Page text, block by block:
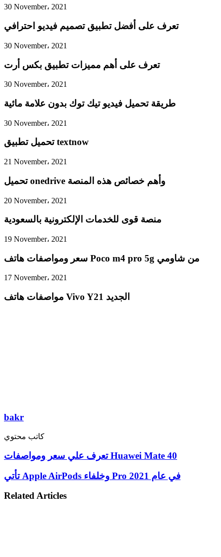
30 November، 2021
تعرف على أفضل تطبيق تصميم فيديو احترافي
30 November، 2021
تعرف على أهم مميزات تطبيق بكس أرت
30 November، 2021
طريقة تحميل فيديو تيك توك بدون علامة مائية
30 November، 2021
تحميل تطبيق textnow
21 November، 2021
تحميل onedrive وأهم خصائص هذه المنصة
20 November، 2021
منصة قوى للخدمات الإلكترونية بالسعودية
19 November، 2021
سعر ومواصفات هاتف Poco m4 pro 5g من شاومي
17 November، 2021
مواصفات هاتف Vivo Y21 الجديد
bakr
كاتب محتوي
تعرف علي سعر ومواصفات Huawei Mate 40
تأتي Apple AirPods وخلفاء Pro في عام 2021
Related Articles